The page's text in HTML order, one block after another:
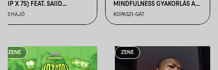
TRIP X 7S) FEAT. SAIID
(AKKEZDET PHIA) X VAVRA
BENCE + DJ Q-CEE
A38 HAJÓ
MINDFULNESS GYAKORLÁS A
NAPLEMENTÉBEN
KOPASZI-GÁT
ZENE ZENE